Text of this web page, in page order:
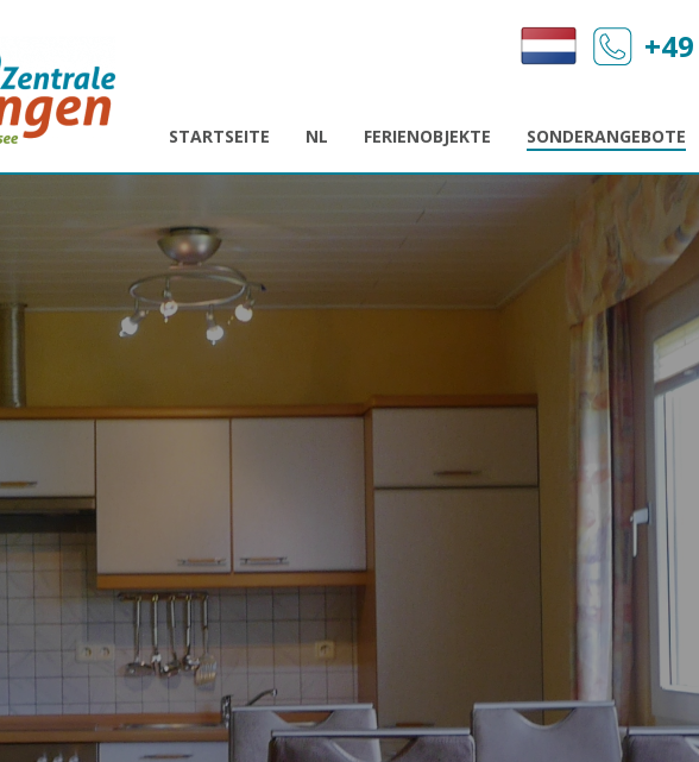
STARTSEITE NL FERIENOBJEKTE SONDERANGEBOTE